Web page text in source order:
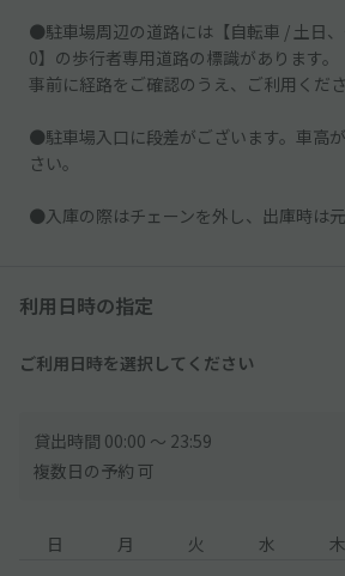
●駐車場周辺の道路には【自転車 / 土日
0】の歩行者専用道路の標識があります。
事前に経路をご確認のうえ、ご利用くださ
●駐車場入口に段差がございます。車高
さい。
●入庫の際はチェーンを外し、出庫時は元
利用日時の指定
ご利用日時を選択してください
貸出時間 00:00 〜 23:59
複数日の予約 可
日 月 火 水 木